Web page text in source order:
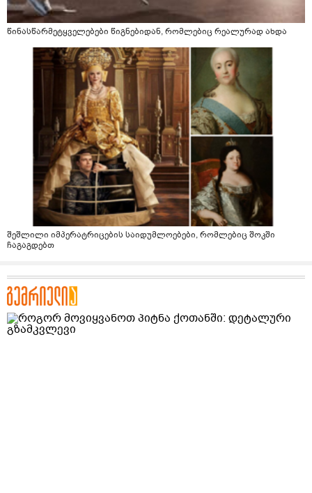
წინასწარმეტყველებები წიგნებიდან, რომლებიც რეალურად ახდა
შეშლილი იმპერატრიცების საიდუმლოებები, რომლებიც შოკში
ჩაგაგდებთ